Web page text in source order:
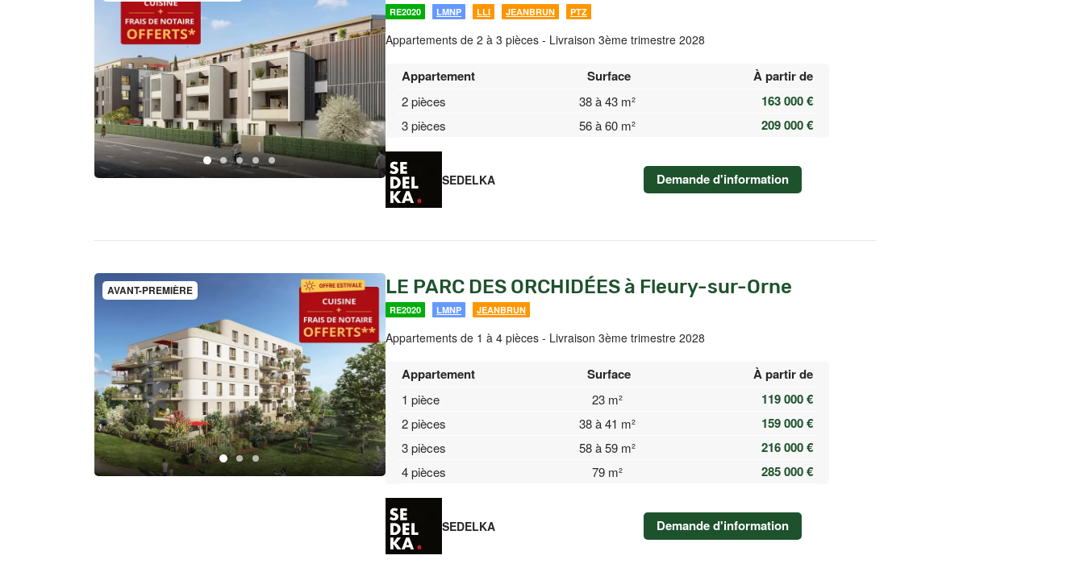
RE2020 LMNP LLI JEANBRUN PTZ
Appartements de 2 à 3 pièces - Livraison 3ème trimestre 2028
Appartement Surface À partir de
2 pièces 38 à 43 m² 163 000 €
3 pièces 56 à 60 m² 209 000 €
SEDELKA Demande d'information
AVANT-PREMIÈRE LE PARC DES ORCHIDÉES à Fleury-sur-Orne
RE2020 LMNP JEANBRUN
Appartements de 1 à 4 pièces - Livraison 3ème trimestre 2028
Appartement Surface À partir de
1 pièce 23 m² 119 000 €
2 pièces 38 à 41 m² 159 000 €
3 pièces 58 à 59 m² 216 000 €
4 pièces 79 m² 285 000 €
SEDELKA Demande d'information